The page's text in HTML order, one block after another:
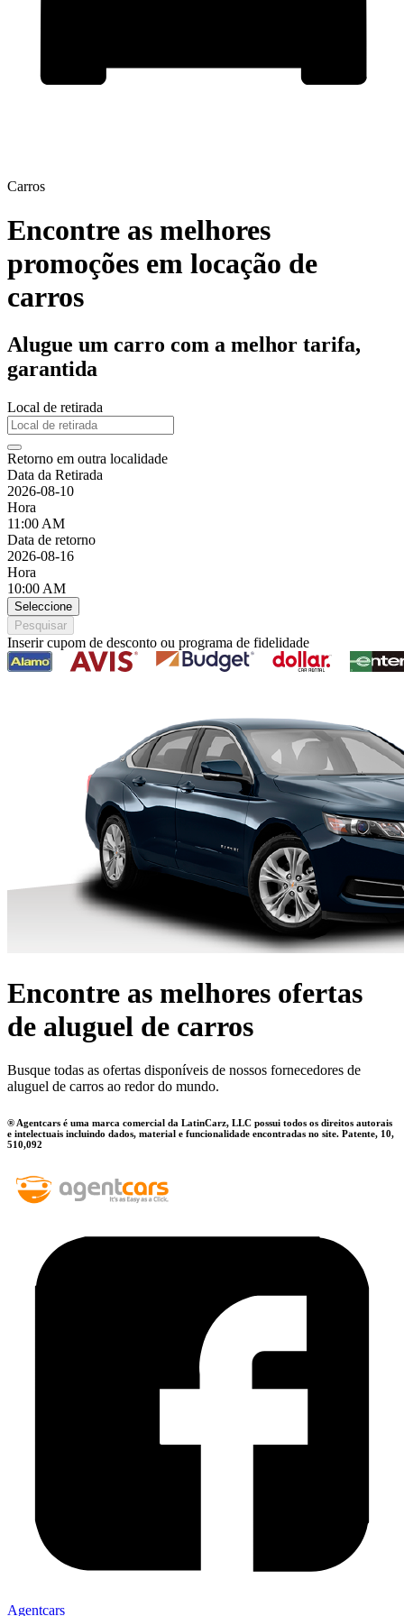
Carros
Encontre as melhores
promoções em locação de
carros
Alugue um carro com a melhor tarifa,
garantida
Local de retirada
Retorno em outra localidade
Data da Retirada
2026-08-10
Hora
11:00 AM
Data de retorno
2026-08-16
Hora
10:00 AM
Seleccione
Pesquisar
Inserir cupom de desconto ou programa de fidelidade
Encontre as melhores ofertas
de aluguel de carros
Busque todas as ofertas disponíveis de nossos fornecedores de
aluguel de carros ao redor do mundo.
® Agentcars é uma marca comercial da LatinCarz, LLC possui todos os direitos autorais
e intelectuais incluindo dados, material e funcionalidade encontradas no site. Patente, 10,
510,092
Agentcars